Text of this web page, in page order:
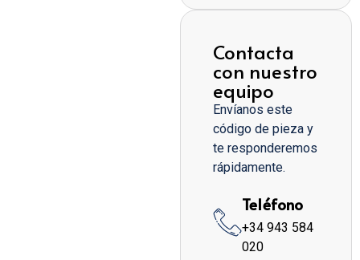
Contacta
con nuestro
equipo
Envíanos este
código de pieza y
te responderemos
rápidamente.
Teléfono
+34 943 584
020